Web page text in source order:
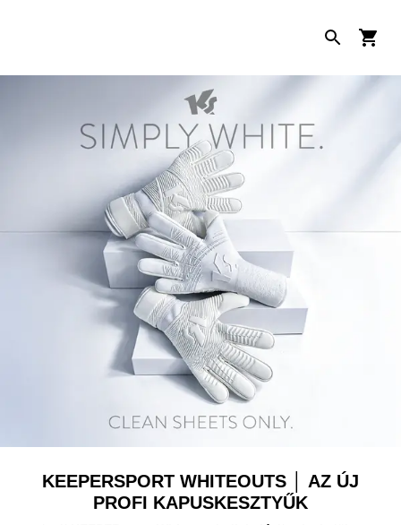
KEEPERSPORT WHITEOUTS │ AZ ÚJ
PROFI KAPUSKESZTYŰK